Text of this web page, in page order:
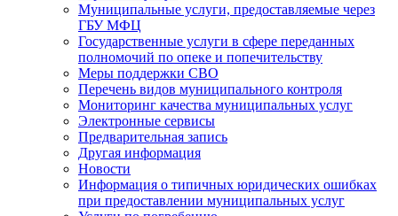
Муниципальные услуги, предоставляемые через
ГБУ МФЦ
Государственные услуги в сфере переданных
полномочий по опеке и попечительству
Меры поддержки СВО
Перечень видов муниципального контроля
Мониторинг качества муниципальных услуг
Электронные сервисы
Предварительная запись
Другая информация
Новости
Информация о типичных юридических ошибках
при предоставлении муниципальных услуг